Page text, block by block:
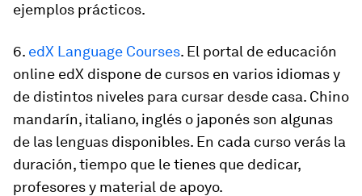
ejemplos prácticos.
6. edX Language Courses. El portal de educación
online edX dispone de cursos en varios idiomas y
de distintos niveles para cursar desde casa. Chino
mandarín, italiano, inglés o japonés son algunas
de las lenguas disponibles. En cada curso verás la
duración, tiempo que le tienes que dedicar,
profesores y material de apoyo.